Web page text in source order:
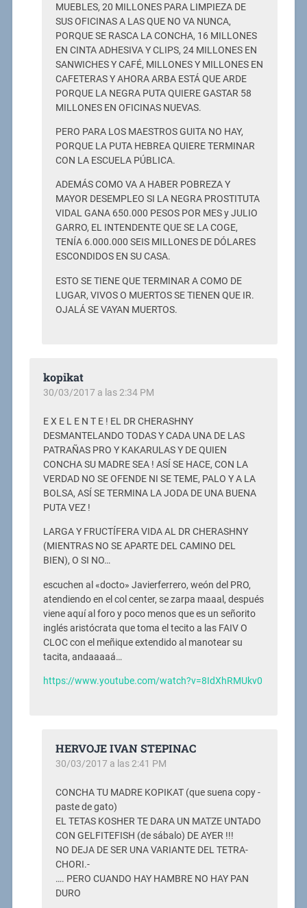
MUEBLES, 20 MILLONES PARA LIMPIEZA DE
SUS OFICINAS A LAS QUE NO VA NUNCA,
PORQUE SE RASCA LA CONCHA, 16 MILLONES
EN CINTA ADHESIVA Y CLIPS, 24 MILLONES EN
SANWICHES Y CAFÉ, MILLONES Y MILLONES EN
CAFETERAS Y AHORA ARBA ESTÁ QUE ARDE
PORQUE LA NEGRA PUTA QUIERE GASTAR 58
MILLONES EN OFICINAS NUEVAS.
PERO PARA LOS MAESTROS GUITA NO HAY,
PORQUE LA PUTA HEBREA QUIERE TERMINAR
CON LA ESCUELA PÚBLICA.
ADEMÁS COMO VA A HABER POBREZA Y
MAYOR DESEMPLEO SI LA NEGRA PROSTITUTA
VIDAL GANA 650.000 PESOS POR MES y JULIO
GARRO, EL INTENDENTE QUE SE LA COGE,
TENÍA 6.000.000 SEIS MILLONES DE DÓLARES
ESCONDIDOS EN SU CASA.
ESTO SE TIENE QUE TERMINAR A COMO DE
LUGAR, VIVOS O MUERTOS SE TIENEN QUE IR.
OJALÁ SE VAYAN MUERTOS.
kopikat
30/03/2017 a las 2:34 PM
E X E L E N T E ! EL DR CHERASHNY
DESMANTELANDO TODAS Y CADA UNA DE LAS
PATRAÑAS PRO Y KAKARULAS Y DE QUIEN
CONCHA SU MADRE SEA ! ASÍ SE HACE, CON LA
VERDAD NO SE OFENDE NI SE TEME, PALO Y A LA
BOLSA, ASÍ SE TERMINA LA JODA DE UNA BUENA
PUTA VEZ !
LARGA Y FRUCTÍFERA VIDA AL DR CHERASHNY
(MIENTRAS NO SE APARTE DEL CAMINO DEL
BIEN), O SI NO…
escuchen al «docto» Javierferrero, weón del PRO,
atendiendo en el col center, se zarpa maaal, después
viene aquí al foro y poco menos que es un señorito
inglés aristócrata que toma el tecito a las FAIV O
CLOC con el meñique extendido al manotear su
tacita, andaaaaá…
https://www.youtube.com/watch?v=8IdXhRMUkv0
HERVOJE IVAN STEPINAC
30/03/2017 a las 2:41 PM
CONCHA TU MADRE KOPIKAT (que suena copy -
paste de gato)
EL TETAS KOSHER TE DARA UN MATZE UNTADO
CON GELFITEFISH (de sábalo) DE AYER !!!
NO DEJA DE SER UNA VARIANTE DEL TETRA-
CHORI.-
…. PERO CUANDO HAY HAMBRE NO HAY PAN
DURO